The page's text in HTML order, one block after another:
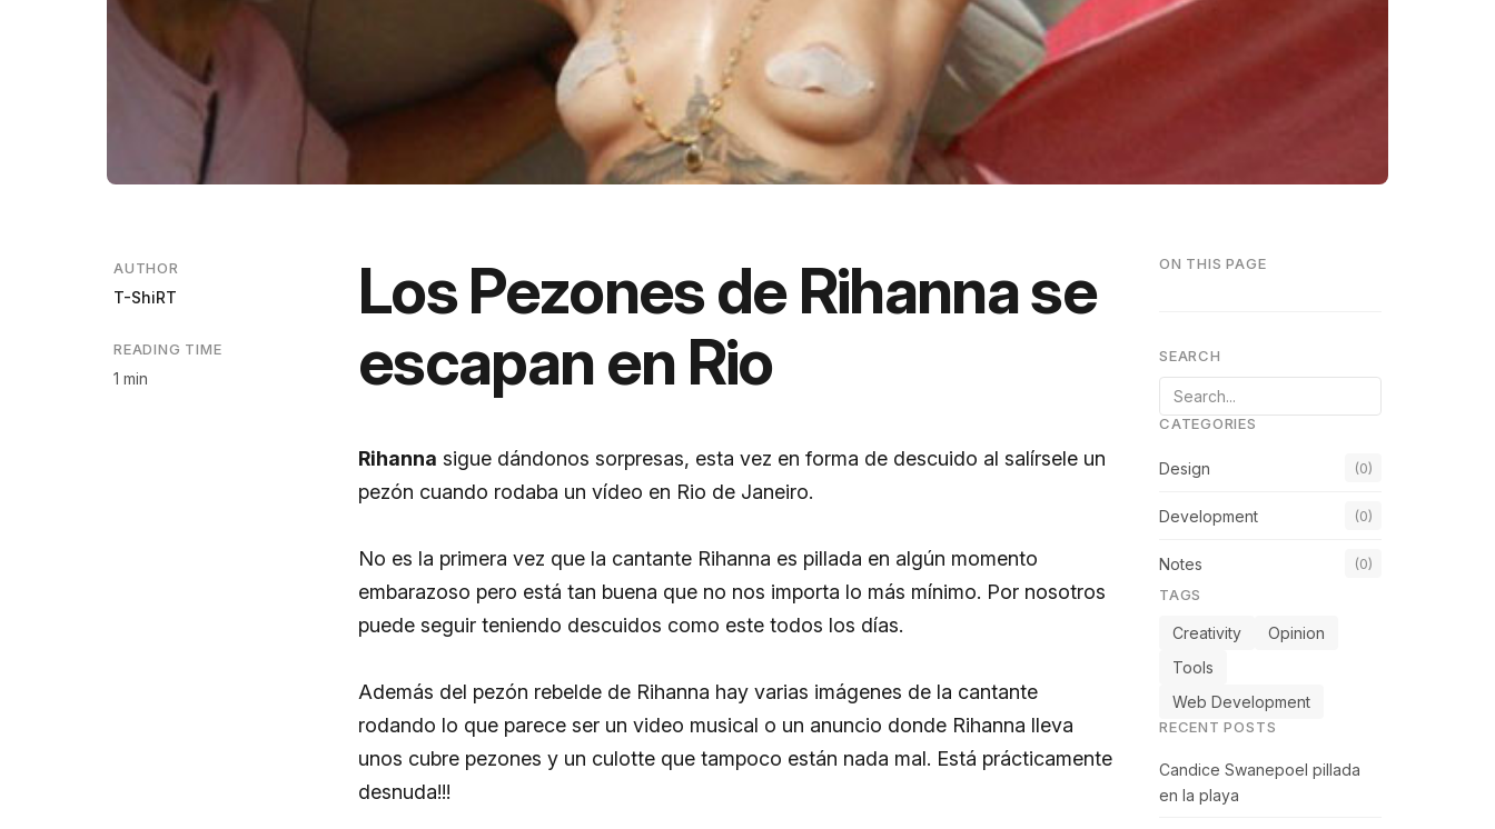
AUTHOR
T-ShiRT
READING TIME
1 min
Los Pezones de Rihanna se
escapan en Rio
Rihanna sigue dándonos sorpresas, esta vez en forma de descuido al salírsele un
pezón cuando rodaba un vídeo en Rio de Janeiro.
No es la primera vez que la cantante Rihanna es pillada en algún momento
embarazoso pero está tan buena que no nos importa lo más mínimo. Por nosotros
puede seguir teniendo descuidos como este todos los días.
Además del pezón rebelde de Rihanna hay varias imágenes de la cantante
rodando lo que parece ser un video musical o un anuncio donde Rihanna lleva
unos cubre pezones y un culotte que tampoco están nada mal. Está prácticamente
desnuda!!!
ON THIS PAGE
SEARCH
CATEGORIES
Design (0)
Development (0)
Notes
(0)
TAGS
Creativity
Opinion
Tools
Web Development
RECENT POSTS
Candice Swanepoel pillada
en la playa